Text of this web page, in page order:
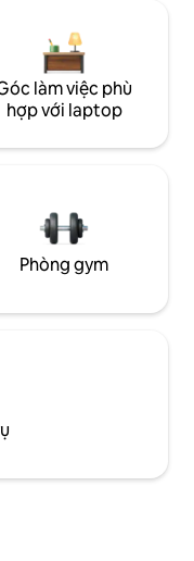
làm việc phù
hợp với laptop
Phòng gym